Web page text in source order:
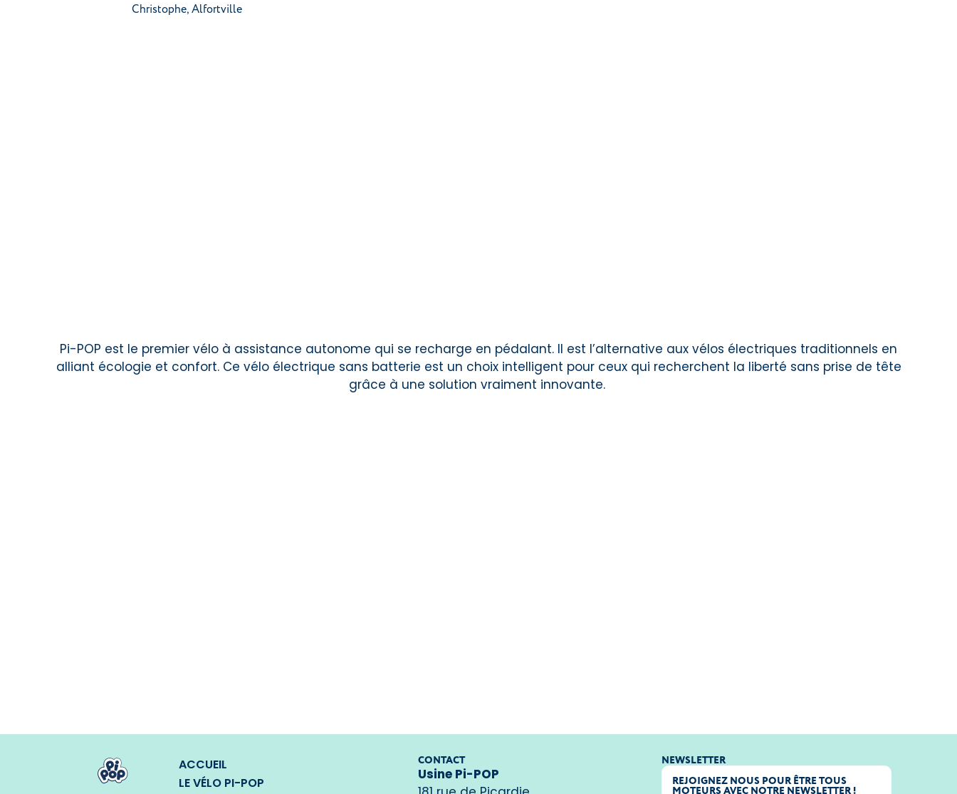
Christophe, Alfortville
Pi-POP est le premier vélo à assistance autonome qui se recharge en pédalant. Il est l’alternative aux vélos électriques traditionnels en
alliant écologie et confort. Ce vélo électrique sans batterie est un choix intelligent pour ceux qui recherchent la liberté sans prise de tête
grâce à une solution vraiment innovante.
ACCUEIL
LE VÉLO PI-POP
CONTACT
Usine Pi-POP
NEWSLETTER
REJOIGNEZ NOUS POUR ÊTRE TOUS
MOTEURS AVEC NOTRE NEWSLETTER !